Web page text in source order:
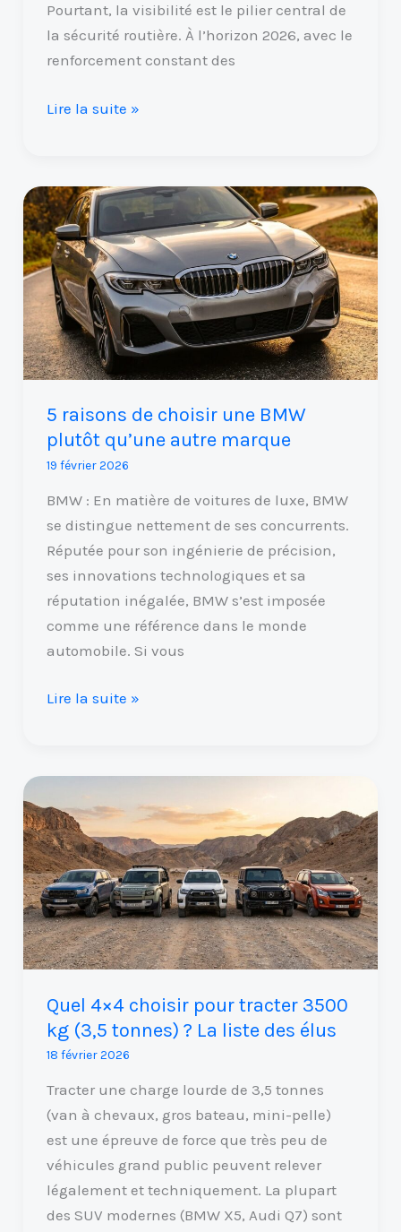
Pourtant, la visibilité est le pilier central de
la sécurité routière. À l’horizon 2026, avec le
renforcement constant des
Lire la suite »
5 raisons de choisir une BMW
plutôt qu’une autre marque
19 février 2026
BMW : En matière de voitures de luxe, BMW
se distingue nettement de ses concurrents.
Réputée pour son ingénierie de précision,
ses innovations technologiques et sa
réputation inégalée, BMW s’est imposée
comme une référence dans le monde
automobile. Si vous
5
raisons
de
choisir
une
BMW
plutôt
qu’une
marque
Lire la suite »
Quel 4×4 choisir pour tracter 3500
kg (3,5 tonnes) ? La liste des élus
18 février 2026
Tracter une charge lourde de 3,5 tonnes
(van à chevaux, gros bateau, mini-pelle)
est une épreuve de force que très peu de
véhicules grand public peuvent relever
légalement et techniquement. La plupart
des SUV modernes (BMW X5, Audi Q7) sont
4×4
choisir
pour
tracter
3500
kg
(3,5
?
La
liste
des
élus